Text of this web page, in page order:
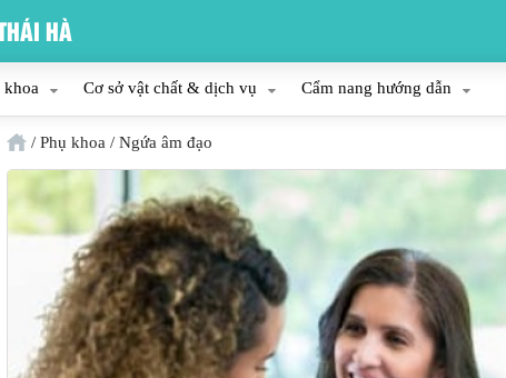
HÀ
khoa Cơ sở vật chất & dịch vụ Cẩm nang hướng dẫn
/ Phụ khoa / Ngứa âm đạo